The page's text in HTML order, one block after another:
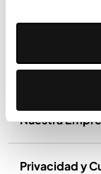
Nuestra
Privacidad y